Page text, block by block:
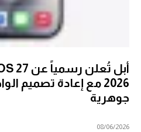
2026 مع إعادة تصميم
جوهرية
08/06/2026